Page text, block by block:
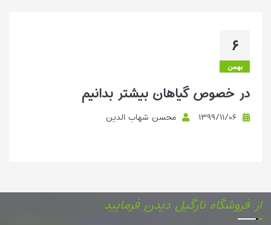
۶
بهمن
در خصوص گیاهان بیشتر بدانیم
۱۳۹۹/۱۱/۰۶ محسن شهاب الدین
از فروشگاه نارگیل دیدن فرمایید